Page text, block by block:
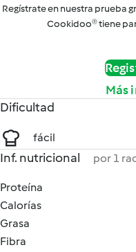
Regístrate en nuestra prueba
Cookidoo® tiene
Más
Dificultad
fácil
Inf. nutricional por 1
Proteína
Calorías
Grasa
Fibra